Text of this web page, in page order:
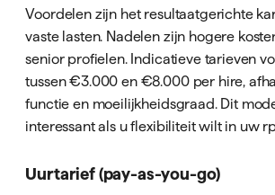
Voordelen zijn het resultaatgerichte
vaste lasten. Nadelen zijn hogere
senior profielen. Indicatieve tarieven
tussen €3.000 en €8.000 per hire,
functie en moeilijkheidsgraad. Dit
interessant als u flexibiliteit wilt in uw
Uurtarief (pay-as-you-go)